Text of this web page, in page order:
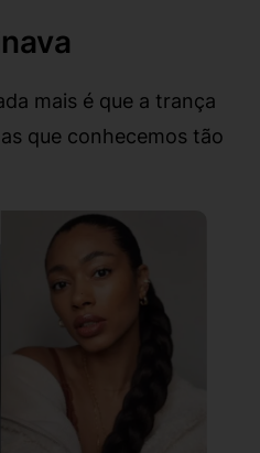
mais é que a trança
que conhecemos tão